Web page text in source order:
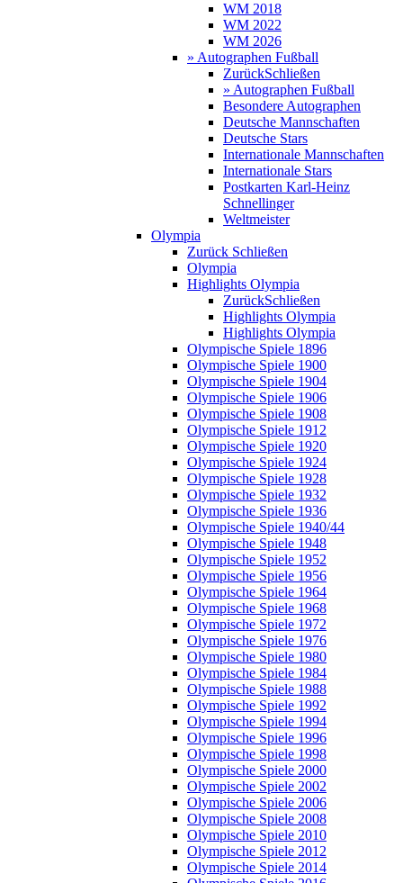
WM 2018
WM 2022
WM 2026
» Autographen Fußball
ZurückSchließen
» Autographen Fußball
Besondere Autographen
Deutsche Mannschaften
Deutsche Stars
Internationale Mannschaften
Internationale Stars
Postkarten Karl-Heinz
Schnellinger
Weltmeister
Olympia
Zurück Schließen
Olympia
Highlights Olympia
ZurückSchließen
Highlights Olympia
Highlights Olympia
Olympische Spiele 1896
Olympische Spiele 1900
Olympische Spiele 1904
Olympische Spiele 1906
Olympische Spiele 1908
Olympische Spiele 1912
Olympische Spiele 1920
Olympische Spiele 1924
Olympische Spiele 1928
Olympische Spiele 1932
Olympische Spiele 1936
Olympische Spiele 1940/44
Olympische Spiele 1948
Olympische Spiele 1952
Olympische Spiele 1956
Olympische Spiele 1964
Olympische Spiele 1968
Olympische Spiele 1972
Olympische Spiele 1976
Olympische Spiele 1980
Olympische Spiele 1984
Olympische Spiele 1988
Olympische Spiele 1992
Olympische Spiele 1994
Olympische Spiele 1996
Olympische Spiele 1998
Olympische Spiele 2000
Olympische Spiele 2002
Olympische Spiele 2006
Olympische Spiele 2008
Olympische Spiele 2010
Olympische Spiele 2012
Olympische Spiele 2014